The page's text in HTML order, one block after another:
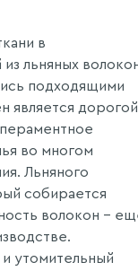
в
льняных
подходящими
является дорогой
во многом
Льняного
собирается
волокон -
утомительный